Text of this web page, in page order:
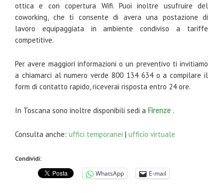
ottica e con copertura Wifi. Puoi inoltre usufruire del
coworking, che ti consente di avera una postazione di
lavoro equipaggiata in ambiente condiviso a tariffe
competitive.
Per avere maggiori informazioni o un preventivo ti invitiamo
a chiamarci al numero verde 800 134 634 o a compilare il
form di contatto rapido, riceverai risposta entro 24 ore.
In Toscana sono inoltre disponibili sedi a Firenze .
Consulta anche: uffici temporanei | ufficio virtuale
Condividi:
WhatsApp E-mail